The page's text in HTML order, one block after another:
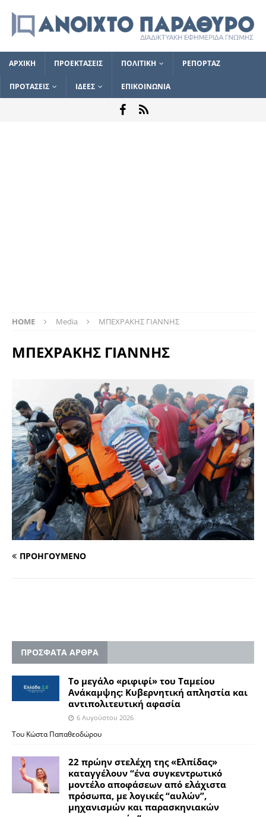
ΑΡΧΙΚΗ ΠΡΟΕΚΤΑΣΕΙΣ ΠΟΛΙΤΙΚΗ ΡΕΠΟΡΤΑΖ
ΠΡΟΤΑΣΕΙΣ ΙΔΕΕΣ ΕΠΙΚΟΙΝΩΝΙΑ
HOME Media ΜΠΕΧΡΑΚΗΣ ΓΙΑΝΝΗΣ
ΜΠΕΧΡΑΚΗΣ ΓΙΑΝΝΗΣ
ΠΡΟΗΓΟΥΜΕΝΟ
ΠΡΟΣΦΑΤΑ ΑΡΘΡΑ
Το μεγάλο «ριφιφί» του Ταμείου
Ανάκαμψης: Κυβερνητική απληστία και
αντιπολιτευτική αφασία
6 Αυγούστου 2026
Του Κώστα Παπαθεοδώρου
22 πρώην στελέχη της «Ελπίδας»
καταγγέλουν “ένα συγκεντρωτικό
μοντέλο αποφάσεων από ελάχιστα
πρόσωπα, με λογικές “αυλών”,
μηχανισμών και παρασκηνιακών